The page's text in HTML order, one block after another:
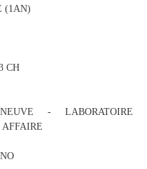
(1AN)
CH
- LABORATOIRE